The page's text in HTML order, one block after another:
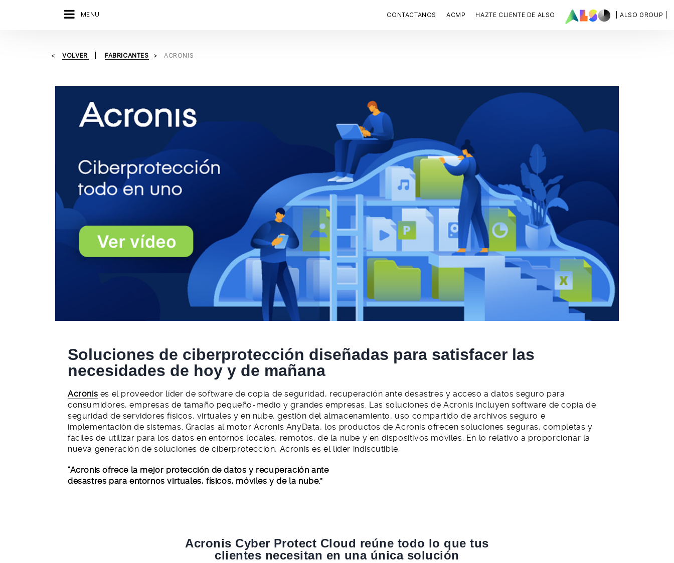
MENU | ALSO GROUP |
CONTACTANOS ACMP HAZTE CLIENTE DE ALSO
VOLVER FABRICANTES ACRONIS
Soluciones de ciberprotección diseñadas para satisfacer las
necesidades de hoy y de mañana
Acronis es el proveedor líder de software de copia de seguridad, recuperación ante desastres y acceso a datos seguro para
consumidores, empresas de tamaño pequeño-medio y grandes empresas. Las soluciones de Acronis incluyen software de copia de
seguridad de servidores físicos, virtuales y en nube, gestión del almacenamiento, uso compartido de archivos seguro e
implementación de sistemas. Gracias al motor Acronis AnyData, los productos de Acronis ofrecen soluciones seguras, completas y
fáciles de utilizar para los datos en entornos locales, remotos, de la nube y en dispositivos móviles. En lo relativo a proporcionar la
nueva generación de soluciones de ciberprotección, Acronis es el líder indiscutible.
“Acronis ofrece la mejor protección de datos y recuperación ante
desastres para entornos virtuales, físicos, móviles y de la nube.”
Acronis Cyber Protect Cloud reúne todo lo que tus
clientes necesitan en una única solución